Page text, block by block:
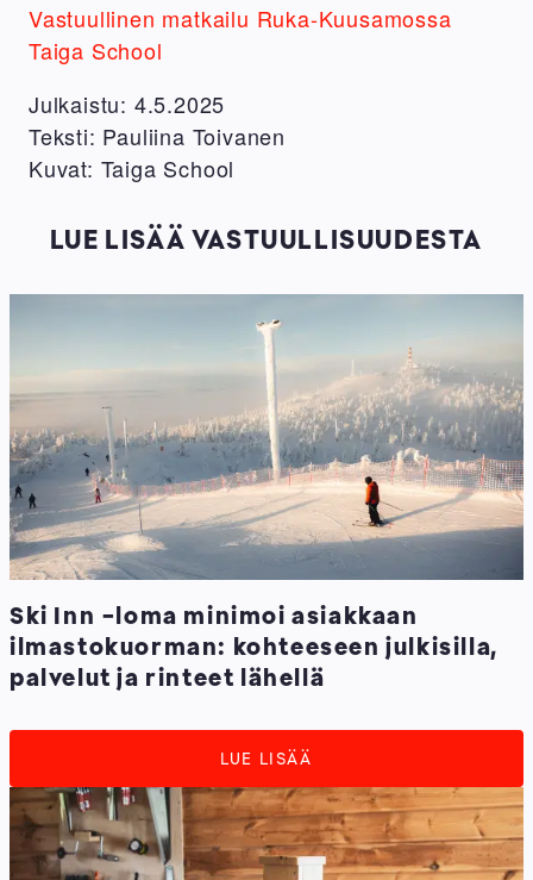
Vastuullinen matkailu Ruka-Kuusamossa
Taiga School
Julkaistu: 4.5.2025
Teksti: Pauliina Toivanen
Kuvat: Taiga School
LUE LISÄÄ VASTUULLISUUDESTA
Ski Inn -loma minimoi asiakkaan
ilmastokuorman: kohteeseen julkisilla,
palvelut ja rinteet lähellä
LUE LISÄÄ